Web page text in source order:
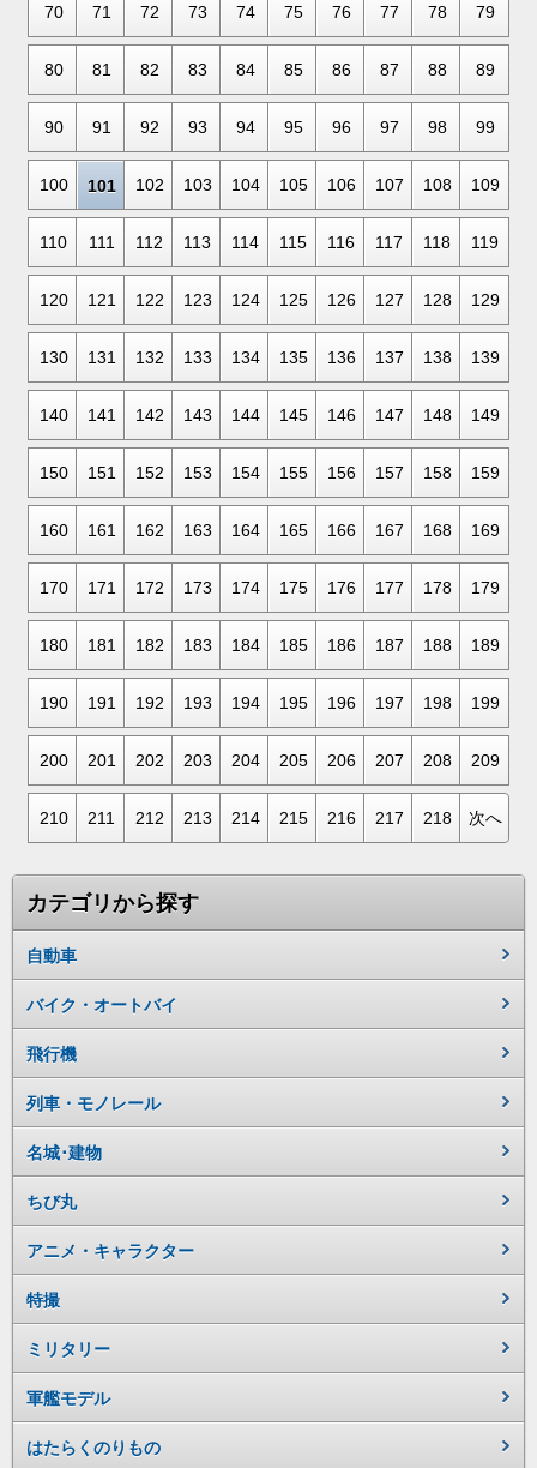
70 71 72 73 74 75 76 77 78 79
80 81 82 83 84 85 86 87 88 89
90 91 92 93 94 95 96 97 98 99
100 101 102 103 104 105 106 107 108 109
110 111 112 113 114 115 116 117 118 119
120 121 122 123 124 125 126 127 128 129
130 131 132 133 134 135 136 137 138 139
140 141 142 143 144 145 146 147 148 149
150 151 152 153 154 155 156 157 158 159
160 161 162 163 164 165 166 167 168 169
170 171 172 173 174 175 176 177 178 179
180 181 182 183 184 185 186 187 188 189
190 191 192 193 194 195 196 197 198 199
200 201 202 203 204 205 206 207 208 209
210 211 212 213 214 215 216 217 218 次へ
カテゴリから探す
自動車
バイク・オートバイ
飛行機
列車・モノレール
名城･建物
ちび丸
アニメ・キャラクター
特撮
ミリタリー
軍艦モデル
はたらくのりもの